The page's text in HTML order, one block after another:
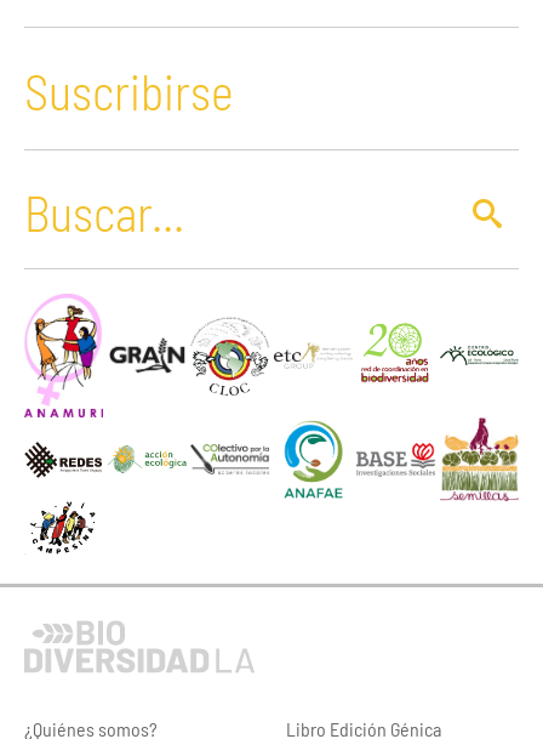
Suscribirse
¿Quiénes somos? Libro Edición Génica